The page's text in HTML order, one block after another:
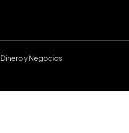
Dinero y Negocios